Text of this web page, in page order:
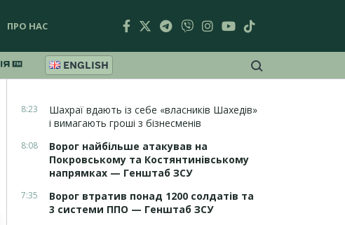
ПРО НАС
ENGLISH
8:23
Шахраї вдають із себе «власників Шахедів»
і вимагають гроші з бізнесменів
8:08
Ворог найбільше атакував на
Покровському та Костянтинівському
напрямках — Генштаб ЗСУ
7:35
Ворог втратив понад 1200 солдатів та
3 системи ППО — Генштаб ЗСУ